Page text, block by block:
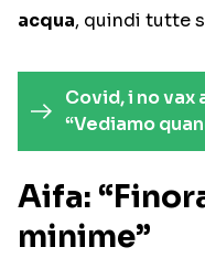
acqua, quindi tutte
Covid, i no
“Vediamo
Aifa:
minime”